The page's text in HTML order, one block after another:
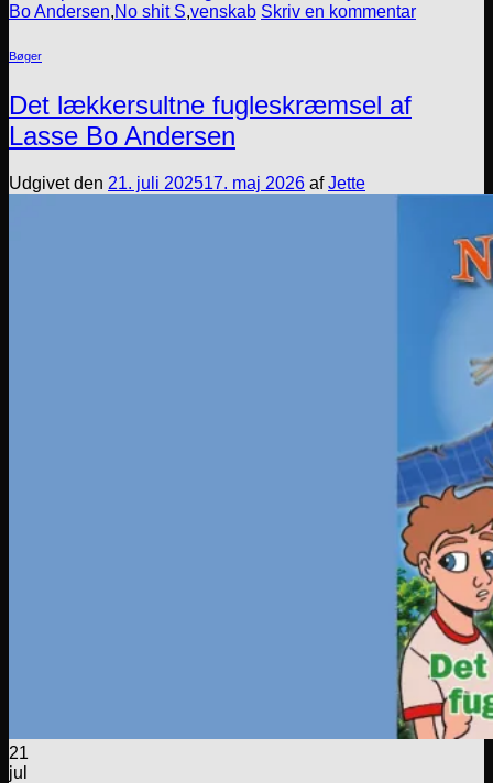
Bo Andersen,No shit S,venskab Skriv en kommentar
Bøger
Det lækkersultne fugleskræmsel af
Lasse Bo Andersen
Udgivet den 21. juli 202517. maj 2026 afJette
21
jul